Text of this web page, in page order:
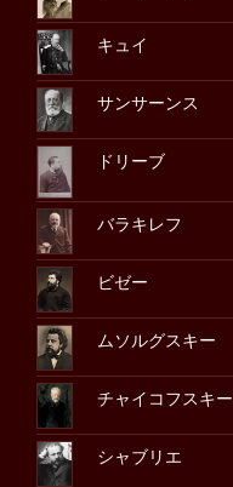
キュイ
サンサーンス
ドリーブ
バラキレフ
ビゼー
ムソルグスキー
チャイコフスキー
シャブリエ